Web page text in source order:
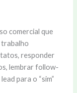
comercial que
trabalho
responder
lembrar follow-
para o “sim”